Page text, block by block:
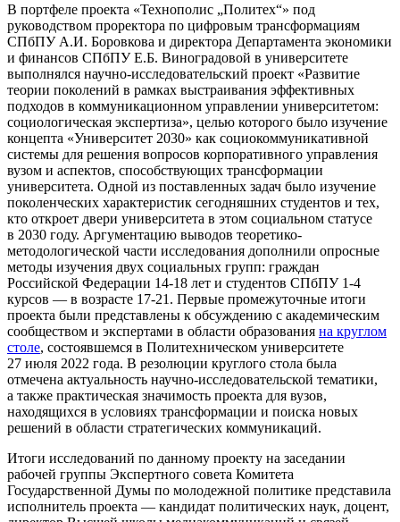
В портфеле проекта «Технополис „Политех“» под
руководством проректора по цифровым трансформациям
СПбПУ А.И. Боровкова и директора Департамента экономики
и финансов СПбПУ Е.Б. Виноградовой в университете
выполнялся научно-исследовательский проект «Развитие
теории поколений в рамках выстраивания эффективных
подходов в коммуникационном управлении университетом:
социологическая экспертиза», целью которого было изучение
концепта «Университет 2030» как социокоммуникативной
системы для решения вопросов корпоративного управления
вузом и аспектов, способствующих трансформации
университета. Одной из поставленных задач было изучение
поколенческих характеристик сегодняшних студентов и тех,
кто откроет двери университета в этом социальном статусе
в 2030 году. Аргументацию выводов теоретико-
методологической части исследования дополнили опросные
методы изучения двух социальных групп: граждан
Российской Федерации 14-18 лет и студентов СПбПУ 1-4
курсов — в возрасте 17-21. Первые промежуточные итоги
проекта были представлены к обсуждению с академическим
сообществом и экспертами в области образования на круглом
столе, состоявшемся в Политехническом университете
27 июля 2022 года. В резолюции круглого стола была
отмечена актуальность научно-исследовательской тематики,
а также практическая значимость проекта для вузов,
находящихся в условиях трансформации и поиска новых
решений в области стратегических коммуникаций.
Итоги исследований по данному проекту на заседании
рабочей группы Экспертного совета Комитета
Государственной Думы по молодежной политике представила
исполнитель проекта — кандидат политических наук, доцент,